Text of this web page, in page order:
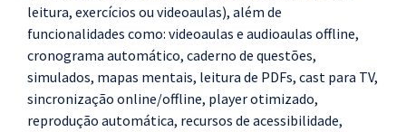
leitura, exercícios ou videoaulas), além de
funcionalidades como: videoaulas e audioaulas offline,
cronograma automático, caderno de questões,
simulados, mapas mentais, leitura de PDFs, cast para TV,
sincronização online/offline, player otimizado,
reprodução automática, recursos de acessibilidade,